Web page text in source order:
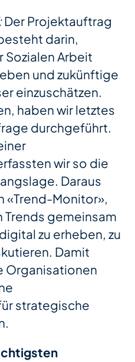
Der Projektauftrag
darin,
Sozialen Arbeit
und zukünftige
einzuschätzen.
haben wir letztes
durchgeführt.
wir so die
Daraus
«Trend-Monitor»,
Trends gemeinsam
zu erheben, zu
Damit
Organisationen
strategische